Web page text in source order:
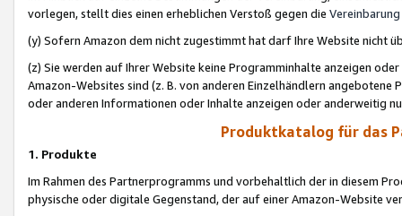
vorlegen, stellt dies einen erheblichen Verstoß gegen die Vereinbarung
(y) Sofern Amazon dem nicht zugestimmt hat darf Ihre Website nicht
(z) Sie werden auf Ihrer Website keine Programminhalte anzeigen
Amazon-Websites sind (z. B. von anderen Einzelhändlern
oder anderen Informationen oder Inhalte anzeigen oder anderweitig
Produktkatalog für das
1. Produkte
Im Rahmen des Partnerprogramms und vorbehaltlich der in diesem
physische oder digitale Gegenstand, der auf einer Amazon-Website